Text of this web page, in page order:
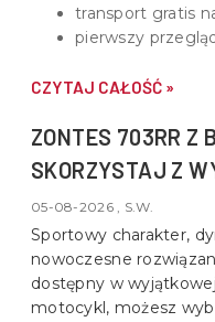
transport gratis
pierwszy
CZYTAJ CAŁOŚĆ »
ZONTES 703RR Z
SKORZYSTAJ Z
05-08-2026 , S.W.
Sportowy charakter,
nowoczesne
dostępny w
motocykl, możesz